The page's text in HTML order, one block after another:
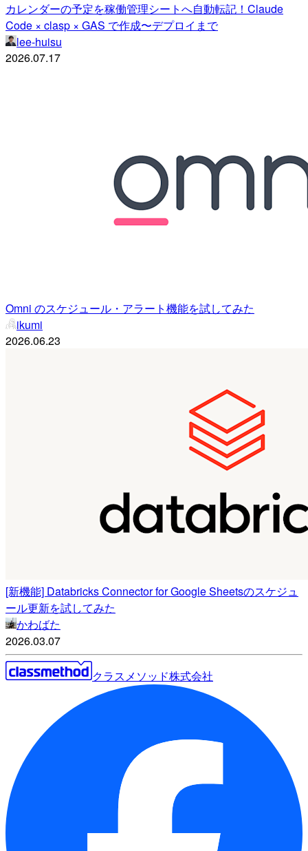
カレンダーの予定を稼働管理シートへ自動転記！Claude
Code × clasp × GAS で作成〜デプロイまで
lee-huisu
2026.07.17
Omni のスケジュール・アラート機能を試してみた
ikumi
2026.06.23
[新機能] Databricks Connector for Google Sheetsのスケジュ
ール更新を試してみた
かわばた
2026.03.07
クラスメソッド株式会社